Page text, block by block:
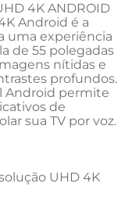
4K ANDROID
Android é a
uma experiência
de 55 polegadas
nítidas e
profundos.
Android permite
de
sua TV por voz.
UHD 4K